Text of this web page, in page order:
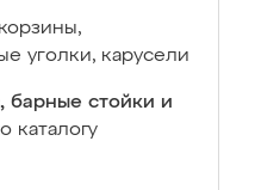
уголки, карусели
барные стойки и
каталогу